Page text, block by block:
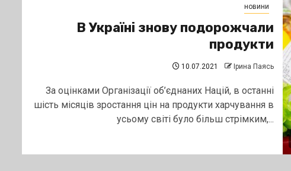
новини
В Україні знову подорожчали
продукти
10.07.2021 Ірина Паясь
За оцінками Організації об’єднаних Націй, в останні
шість місяців зростання цін на продукти харчування в
усьому світі було більш стрімким,...